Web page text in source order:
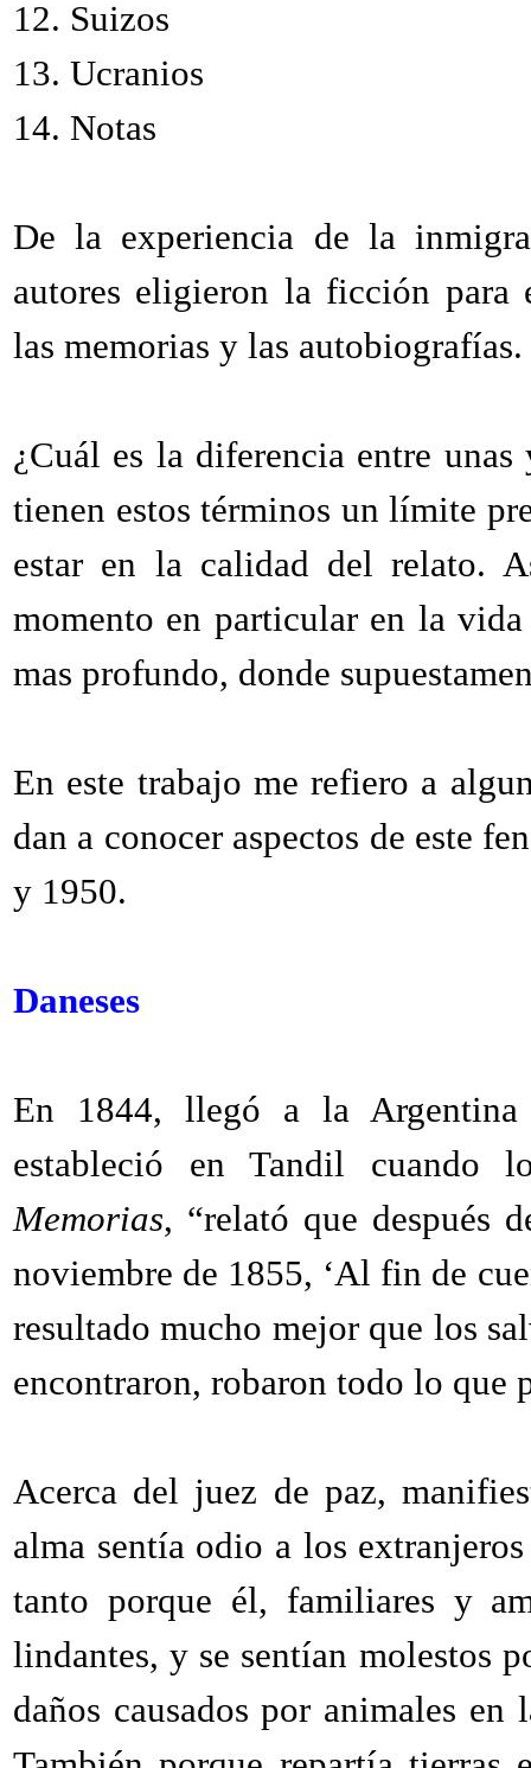
12. Suizos
13. Ucranios
14. Notas
De la experiencia de la
autores eligieron la ficción para
las memorias y las autobiografías.
¿Cuál es la diferencia entre
tienen estos términos un límite
estar en la calidad del relato.
momento en particular en la
mas profundo, donde
En este trabajo me refiero a
dan a conocer aspectos de este
y 1950.
Daneses
En 1844, llegó a la
estableció en Tandil cuando
Memorias, “relató que después
noviembre de 1855, ‘Al fin de
resultado mucho mejor que los
encontraron, robaron todo lo que
Acerca del juez de paz,
alma sentía odio a los
tanto porque él, familiares y
lindantes, y se sentían molestos
daños causados por animales en